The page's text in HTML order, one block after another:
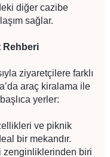
diğer cazibe
sağlar.
Rehberi
ziyaretçilere farklı
araç kiralama ile
yerler:
ve piknik
bir mekandır.
zenginliklerinden biri